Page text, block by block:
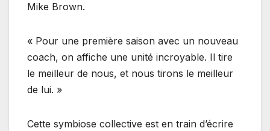
Mike Brown.
« Pour une première saison avec un nouveau
coach, on affiche une unité incroyable. Il tire
le meilleur de nous, et nous tirons le meilleur
de lui. »
Cette symbiose collective est en train d’écrire